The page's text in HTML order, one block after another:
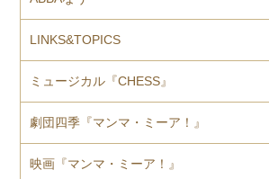
LINKS&TOPICS
ミュージカル『CHESS』
劇団四季『マンマ・ミーア！』
映画『マンマ・ミーア！』